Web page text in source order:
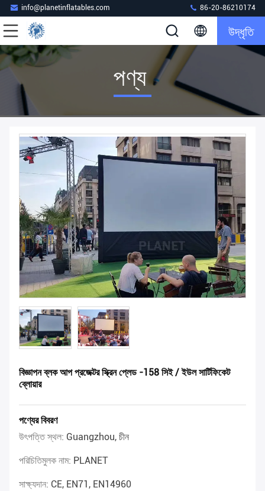
info@planetinflatables.com 86-20-86210174
উদ্ধৃতি
পণ্য
বিজ্ঞাপন ব্লক আপ প্রজেক্টর স্ক্রিন প্লেড -158 সিই / ইউল সার্টিফিকেট
ব্লোয়ার
পণ্যের বিবরণ
উৎপত্তি স্থল: Guangzhou, চীন
পরিচিতিমুলক নাম: PLANET
সাক্ষ্যদান: CE, EN71, EN14960